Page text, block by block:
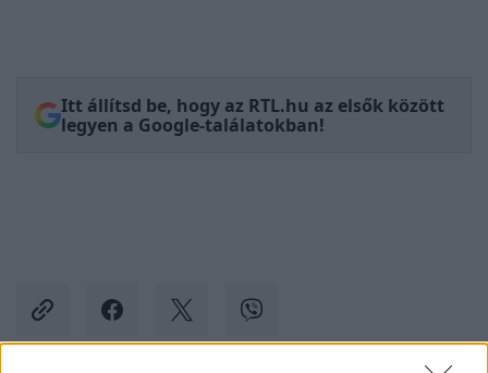
Itt állítsd be, hogy az RTL.hu az elsők között
legyen a Google-találatokban!